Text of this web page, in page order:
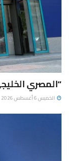
“المصري الخليجي” يربح 2.2 مليار
الخميس 6 أغسطس 2026